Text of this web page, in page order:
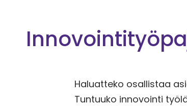
Haluatteko osallistaa
Tuntuuko innovointi